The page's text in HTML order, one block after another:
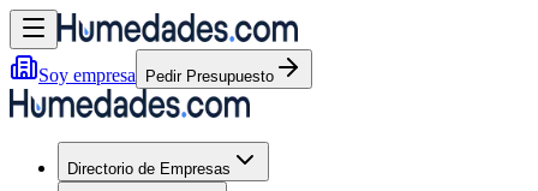
Soy empresa Pedir Presupuesto
Directorio de Empresas